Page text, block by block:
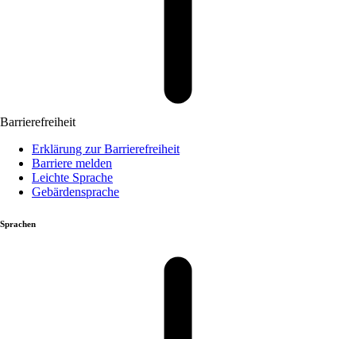
Barrierefreiheit
Erklärung zur Barrierefreiheit
Barriere melden
Leichte Sprache
Gebärdensprache
Sprachen